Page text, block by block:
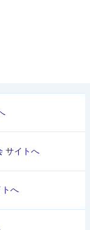
サイトへ
トへ